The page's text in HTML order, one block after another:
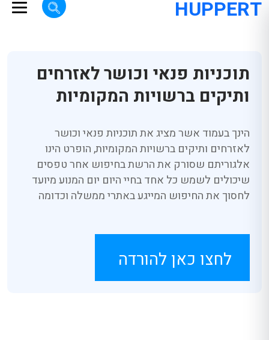
HUPPERT
תוכניות פנאי וכושר לאזרחים
ותיקים ברשויות המקומיות
הינך בעמוד אשר מציג את תוכניות פנאי וכושר
לאזרחים ותיקים ברשויות המקומיות, הופרט הינו
אלגוריתם שסורק את הרשת בחיפוש אחר טפסים
שיכולים לשמש כל אחד בחיי היום יום המנוע מיועד
לחסוך את החיפוש המייגע באתרי ממשלה וכדומה
לחצו כאן להורדה